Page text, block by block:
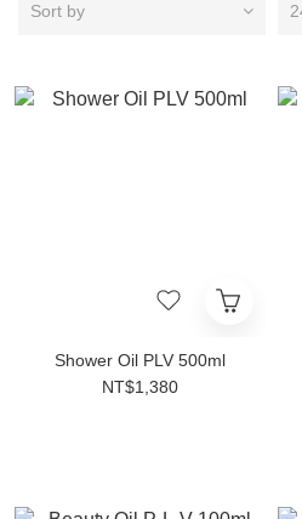
Sort by
Shower Oil PLV 500ml
NT$1,380